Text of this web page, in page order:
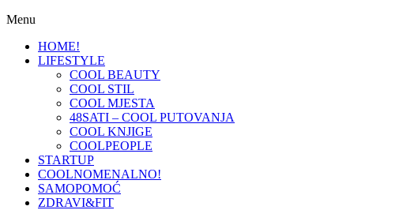
Menu
HOME!
LIFESTYLE
COOL BEAUTY
COOL STIL
COOL MJESTA
48SATI – COOL PUTOVANJA
COOL KNJIGE
COOLPEOPLE
STARTUP
COOLNOMENALNO!
SAMOPOMOĆ
ZDRAVI&FIT